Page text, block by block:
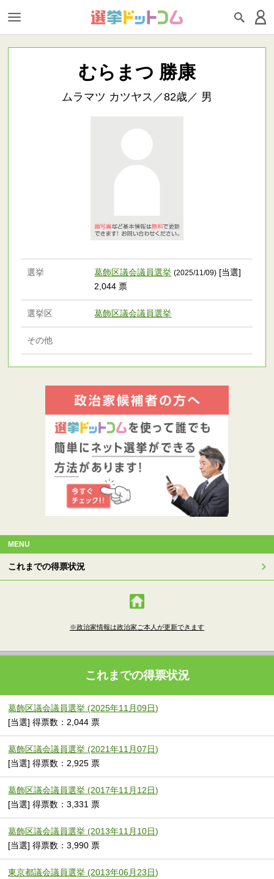
むらまつ 勝康
ムラマツ カツヤス／82歳／ 男
選挙 葛飾区議会議員選挙 (2025/11/09) [当選]
2,044 票
選挙区 葛飾区議会議員選挙
その他
MENU
これまでの得票状況
※政治家情報は政治家ご本人が更新できます
これまでの得票状況
葛飾区議会議員選挙 (2025年11月09日)
[当選] 得票数：2,044 票
葛飾区議会議員選挙 (2021年11月07日)
[当選] 得票数：2,925 票
葛飾区議会議員選挙 (2017年11月12日)
[当選] 得票数：3,331 票
葛飾区議会議員選挙 (2013年11月10日)
[当選] 得票数：3,990 票
東京都議会議員選挙 (2013年06月23日)